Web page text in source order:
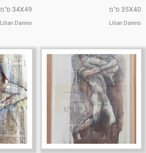
35X40 ס"מ
Lilian Danino
34X49 ס"מ כולל מסגרת
Lilian Danino